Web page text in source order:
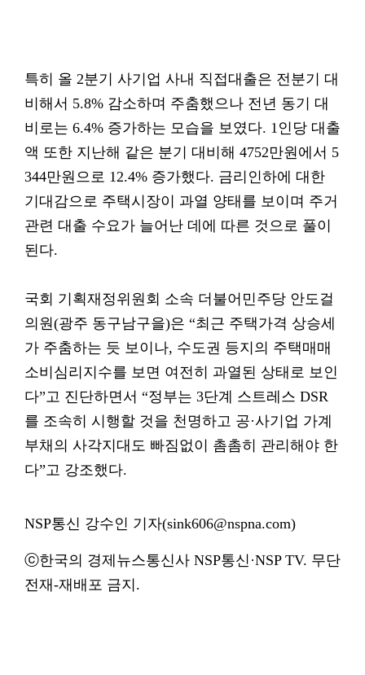
특히 올 2분기 사기업 사내 직접대출은 전분기 대
비해서 5.8% 감소하며 주춤했으나 전년 동기 대
비로는 6.4% 증가하는 모습을 보였다. 1인당 대출
액 또한 지난해 같은 분기 대비해 4752만원에서 5
344만원으로 12.4% 증가했다. 금리인하에 대한
기대감으로 주택시장이 과열 양태를 보이며 주거
관련 대출 수요가 늘어난 데에 따른 것으로 풀이
된다.
국회 기획재정위원회 소속 더불어민주당 안도걸
의원(광주 동구남구을)은 “최근 주택가격 상승세
가 주춤하는 듯 보이나, 수도권 등지의 주택매매
소비심리지수를 보면 여전히 과열된 상태로 보인
다”고 진단하면서 “정부는 3단계 스트레스 DSR
를 조속히 시행할 것을 천명하고 공·사기업 가계
부채의 사각지대도 빠짐없이 촘촘히 관리해야 한
다”고 강조했다.
NSP통신 강수인 기자(sink606@nspna.com)
ⓒ한국의 경제뉴스통신사 NSP통신·NSP TV. 무단
전재-재배포 금지.